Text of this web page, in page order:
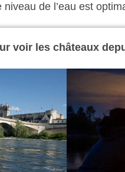
niveau de l’eau est
voir les châteaux